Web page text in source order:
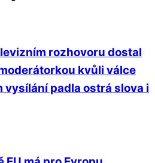
rozhovoru dostal
kvůli válce
vysílání padla ostrá slova i